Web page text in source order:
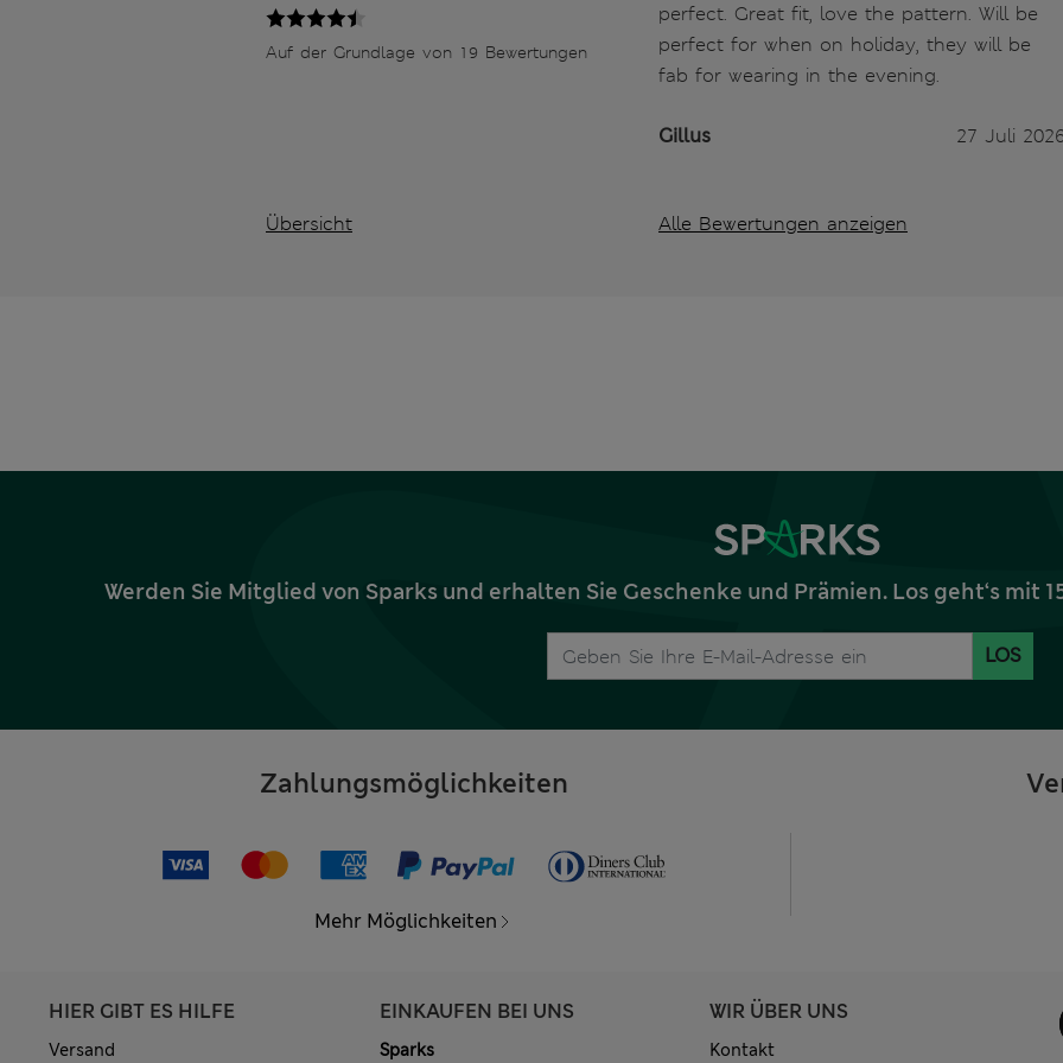
Auf der Grundlage von 19 Bewertungen
Übersicht
perfect. Great fit, love the pattern. Will be
perfect for when on holiday, they will be
fab for wearing in the evening.
Gillus 27 Juli
Alle Bewertungen anzeigen
Werden Sie Mitglied von Sparks und erhalten Sie Geschenke und Prämien. Los geht‘s mit
LOS
Zahlungsmöglichkeiten
Mehr Möglichkeiten
HIER GIBT ES HILFE
Versand
EINKAUFEN BEI UNS
Sparks
WIR ÜBER UNS
Kontakt